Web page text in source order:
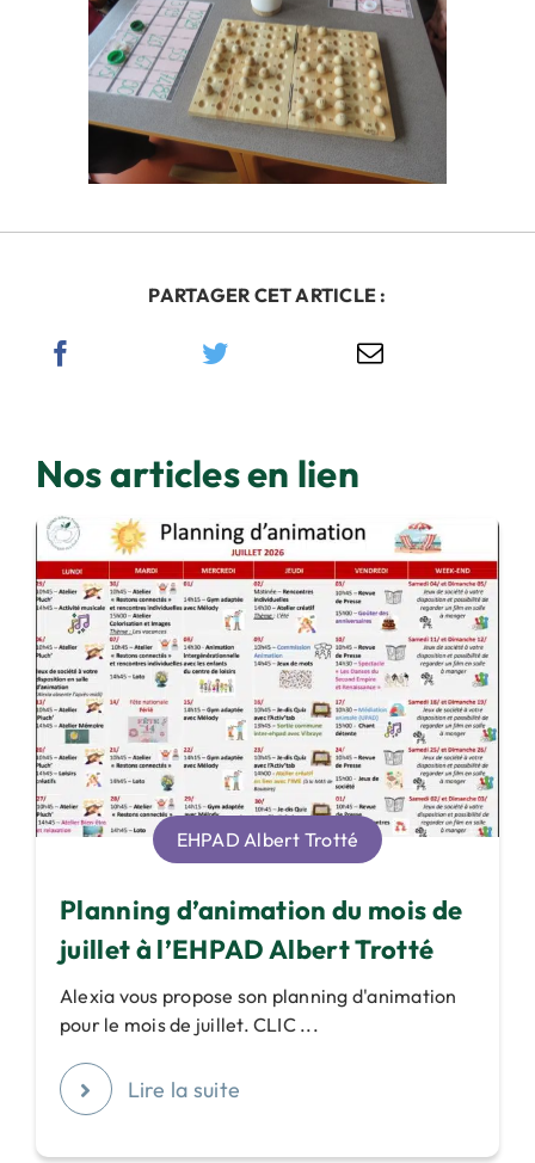
PARTAGER CET ARTICLE :
Nos articles en lien
EHPAD Albert Trotté
Planning d’animation du mois de
juillet à l’EHPAD Albert Trotté
Alexia vous propose son planning d'animation
pour le mois de juillet. CLIC ...
Lire la suite